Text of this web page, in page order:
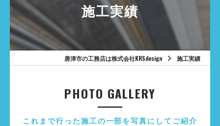
施工実績
唐津市の工務店は株式会社KRSdesign 施工実績
PHOTO GALLERY
これまで行った施工の一部を写真にしてご紹介